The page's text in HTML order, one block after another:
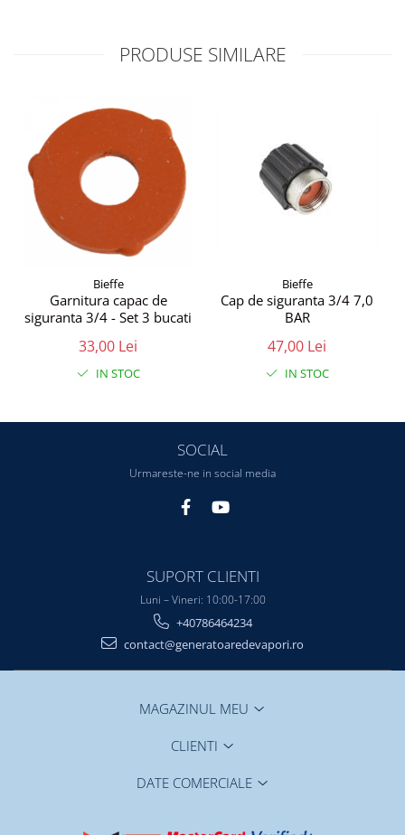
PRODUSE SIMILARE
Bieffe
Garnitura capac de
siguranta 3/4 - Set 3 bucati
33,00 Lei
IN STOC
Bieffe
Cap de siguranta 3/4 7,0
BAR
47,00 Lei
IN STOC
SOCIAL
Urmareste-ne in social media
SUPORT CLIENTI
Luni – Vineri: 10:00-17:00
+40786464234
contact@generatoaredevapori.ro
MAGAZINUL MEU
CLIENTI
DATE COMERCIALE